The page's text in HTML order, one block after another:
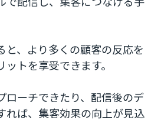
と、より多くの顧客の反応を
トを享受できます。
ローチできたり、配信後のデ
れば、集客効果の向上が見込